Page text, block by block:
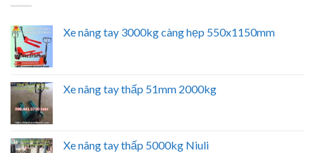
Xe nâng tay 3000kg càng hẹp 550x1150mm
Xe nâng tay thấp 51mm 2000kg
Xe nâng tay thấp 5000kg Niuli